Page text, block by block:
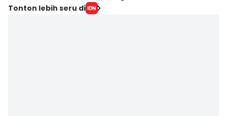
Tonton lebih seru di